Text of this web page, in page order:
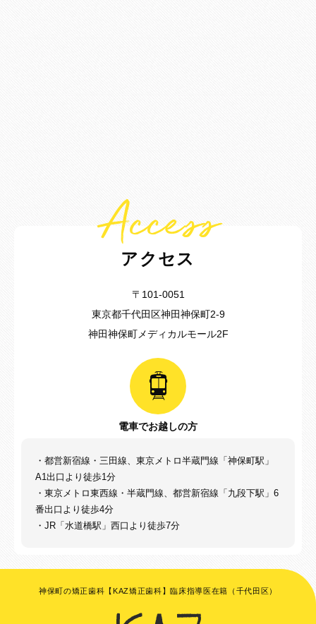
Access
アクセス
〒101-0051
東京都千代田区神田神保町2-9
神田神保町メディカルモール2F
電車でお越しの方
・都営新宿線・三田線、東京メトロ半蔵門線「神保町駅」
A1出口より徒歩1分
・東京メトロ東西線・半蔵門線、都営新宿線「九段下駅」6
番出口より徒歩4分
・JR「水道橋駅」西口より徒歩7分
神保町の矯正歯科【KAZ矯正歯科】臨床指導医在籍（千代田区）